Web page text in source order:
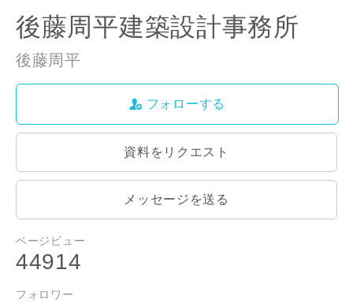
後藤周平建築設計事務所
後藤周平
フォローする
資料をリクエスト
メッセージを送る
ページビュー
44914
フォロワー
-
都道府県
市区町村
番地、建物名
専門家の都合により、資料の送付が遅くなったり、送付
できない場合があります。あらかじめご了承ください。
閉じる
閉じる